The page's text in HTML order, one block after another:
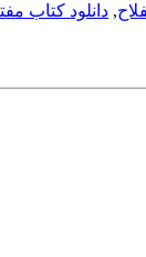
, دانلود کتاب